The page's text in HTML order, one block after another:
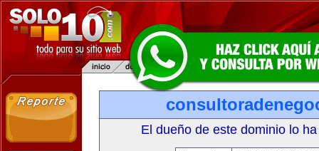
El dueño de este dominio lo